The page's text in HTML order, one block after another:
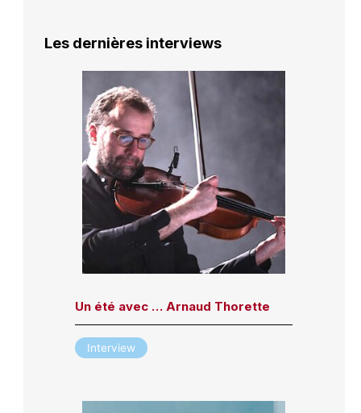
Les dernières interviews
Un été avec … Arnaud Thorette
Interview